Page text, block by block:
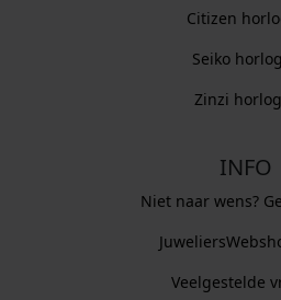
Citizen
Seiko
Zinzi
INFO
Niet naar wens?
Veelgestelde